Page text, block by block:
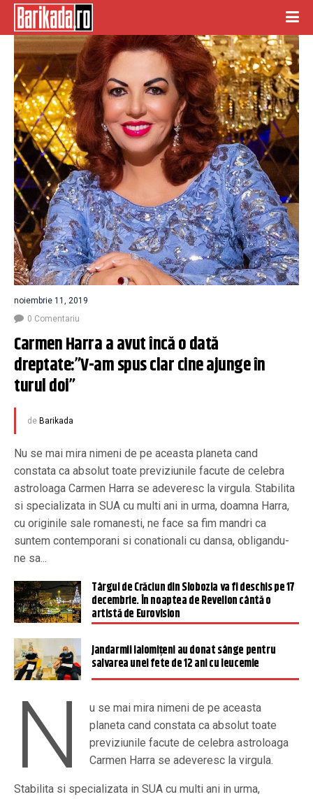
noiembrie 11, 2019
0 Comentariu
Carmen Harra a avut încă o dată
dreptate:”V-am spus clar cine ajunge în
turul doi”
de Barikada
Nu se mai mira nimeni de pe aceasta planeta cand
constata ca absolut toate previziunile facute de celebra
astroloaga Carmen Harra se adeveresc la virgula. Stabilita
si specializata in SUA cu multi ani in urma, doamna Harra,
cu originile sale romanesti, ne face sa fim mandri ca
suntem contemporani si conationali cu dansa, obligandu-
ne sa...
Târgul de Crăciun din Slobozia va fi deschis pe 17
decembrie. În noaptea de Revelion cântă o
artistă de Eurovision
Jandarmii ialomiţeni au donat sânge pentru
salvarea unei fete de 12 ani cu leucemie
N
u se mai mira nimeni de pe aceasta
planeta cand constata ca absolut toate
previziunile facute de celebra astroloaga
Carmen Harra se adeveresc la virgula.
Stabilita si specializata in SUA cu multi ani in urma,